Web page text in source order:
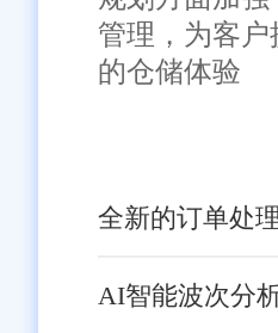
系统的佛山电商
旺店通在线订单
值得考虑的选择。
保证其完全无误，请您在阅读本
站对于您因信赖该信息引起的损
容，包括但不限于文字、图片、
别标明外，均来源于网络，知识
管理，为客
的仓储体验
全新的订单处
AI智能波次分